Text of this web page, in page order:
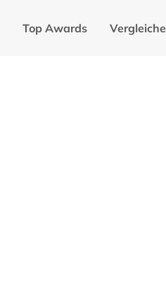
Top Awards Vergleiche